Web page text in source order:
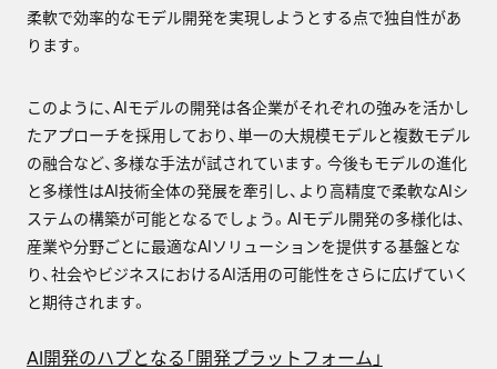
柔軟で効率的なモデル開発を実現しようとする点で独自性があ
ります。
このように、AIモデルの開発は各企業がそれぞれの強みを活かし
たアプローチを採用しており、単一の大規模モデルと複数モデル
の融合など、多様な手法が試されています。今後もモデルの進化
と多様性はAI技術全体の発展を牽引し、より高精度で柔軟なAIシ
ステムの構築が可能となるでしょう。AIモデル開発の多様化は、
産業や分野ごとに最適なAIソリューションを提供する基盤とな
り、社会やビジネスにおけるAI活用の可能性をさらに広げていく
と期待されます。
AI開発のハブとなる「開発プラットフォーム」